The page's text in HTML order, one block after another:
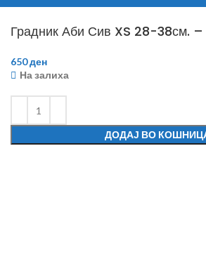
Градник Аби Сив XS 28-38см.
650ден
На залиха
ДОДАЈ ВО